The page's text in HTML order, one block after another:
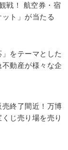
戦！ 航空券・宿
ト」が当たる
をテーマとした
動産が様々な企
終了間近！万博
じ売り場を売り